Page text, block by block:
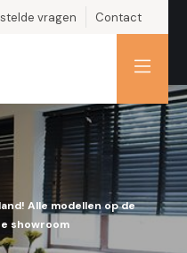
vragen Contact
Alle modellen op de
showroom